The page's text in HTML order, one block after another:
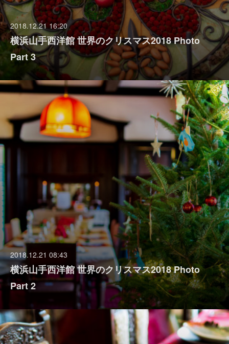
2018.12.21 16:20
横浜山手西洋館 世界のクリスマス2018 Photo
Part 3
2018.12.21 08:43
横浜山手西洋館 世界のクリスマス2018 Photo
Part 2